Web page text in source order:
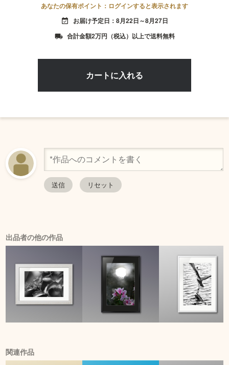
あなたの保有ポイント：ログインすると表示されます
event_available お届け予定日：8月22日～8月27日
local_shipping 合計金額2万円（税込）以上で送料無料
出品者の他の作品
関連作品